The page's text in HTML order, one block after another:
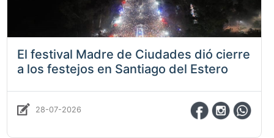
El festival Madre de Ciudades dió cierre
a los festejos en Santiago del Estero
28-07-2026